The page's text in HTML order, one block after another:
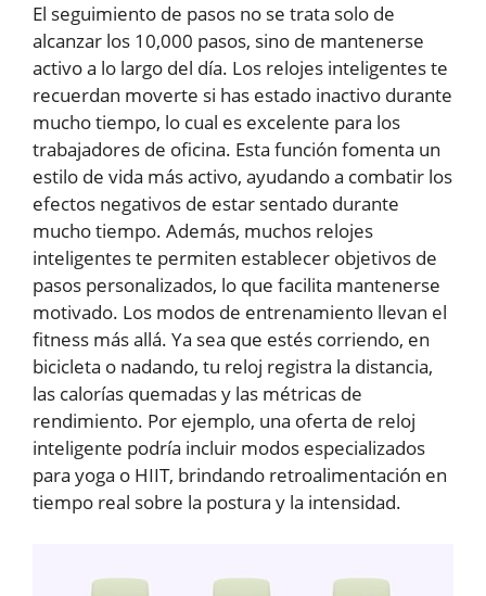
El seguimiento de pasos no se trata solo de
alcanzar los 10,000 pasos, sino de mantenerse
activo a lo largo del día. Los relojes inteligentes te
recuerdan moverte si has estado inactivo durante
mucho tiempo, lo cual es excelente para los
trabajadores de oficina. Esta función fomenta un
estilo de vida más activo, ayudando a combatir los
efectos negativos de estar sentado durante
mucho tiempo. Además, muchos relojes
inteligentes te permiten establecer objetivos de
pasos personalizados, lo que facilita mantenerse
motivado. Los modos de entrenamiento llevan el
fitness más allá. Ya sea que estés corriendo, en
bicicleta o nadando, tu reloj registra la distancia,
las calorías quemadas y las métricas de
rendimiento. Por ejemplo, una oferta de reloj
inteligente podría incluir modos especializados
para yoga o HIIT, brindando retroalimentación en
tiempo real sobre la postura y la intensidad.